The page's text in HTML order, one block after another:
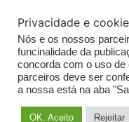
Privacidade e
Nós e os nossos
funcinalidade da
concorda com o uso de
parceiros deve ser
a nossa está na aba
OK. Aceito Rejeitar